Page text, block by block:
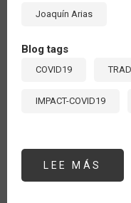
Joaquín Arias
Blog tags
COVID19
IMPACT-COVID19
LEE MÁS
13